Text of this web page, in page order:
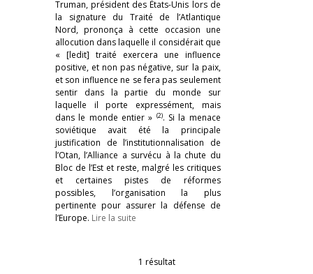
Truman, président des États-Unis lors de
la signature du Traité de l’Atlantique
Nord, prononça à cette occasion une
allocution dans laquelle il considérait que
« [ledit] traité exercera une influence
positive, et non pas négative, sur la paix,
et son influence ne se fera pas seulement
sentir dans la partie du monde sur
laquelle il porte expressément, mais
dans le monde entier » (2). Si la menace
soviétique avait été la principale
justification de l’institutionnalisation de
l’Otan, l’Alliance a survécu à la chute du
Bloc de l’Est et reste, malgré les critiques
et certaines pistes de réformes
possibles, l’organisation la plus
pertinente pour assurer la défense de
l’Europe. Lire la suite
1 résultat